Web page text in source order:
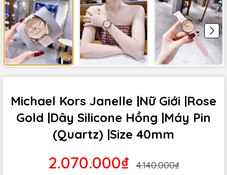
Michael Kors Janelle |Nữ Giới |Rose
Gold |Dây Silicone Hồng |Máy Pin
(Quartz) |Size 40mm
2.070.000₫
4.140.000₫